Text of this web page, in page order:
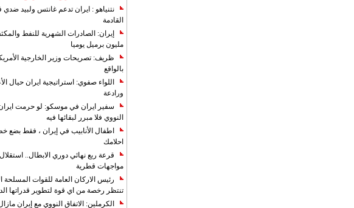
نتنياهو : ايران تدعم غانتس ولبيد ضدي
القادمة
مليون برميل يوميا
ظريف: تصريحات وزير الخارجية
بالواقع
اللواء صفوي: استراتيجية ايران حيال
ورادعة
سفير ايران في موسكو: لو حرمت ايران
النووي فلا مبرر لبقائها فيه
اطفال الأنابيب في إيران ، فقط بضع
احلامك
قرعة ربع نهائي دوري الابطال..
مواجهات قطرية
رئيس الاركان العامة للقوات المسلحة
تنتظر رخصة من اي قوة لتطوير قدراتها
الكرملين: الاتفاق النووي مع إيران